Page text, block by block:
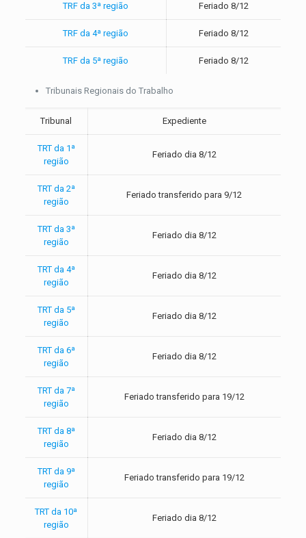
TRF da 3ª região Feriado 8/12
TRF da 4ª região Feriado 8/12
TRF da 5ª região Feriado 8/12
Tribunais Regionais do Trabalho
Tribunal Expediente
TRT da 1ª
região
Feriado dia 8/12
TRT da 2ª
região
Feriado transferido para 9/12
TRT da 3ª
região
Feriado dia 8/12
TRT da 4ª
região
Feriado dia 8/12
TRT da 5ª
região
Feriado dia 8/12
TRT da 6ª
região
Feriado dia 8/12
TRT da 7ª
região
Feriado transferido para 19/12
TRT da 8ª
região
Feriado dia 8/12
TRT da 9ª
região
Feriado transferido para 19/12
TRT da 10ª
região
Feriado dia 8/12